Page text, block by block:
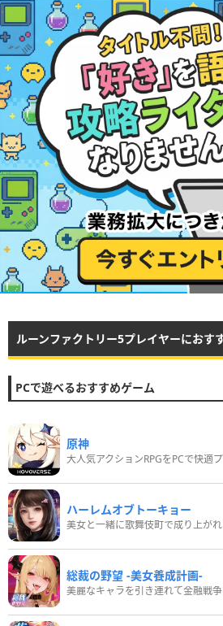
ルーンファクトリー5プレイヤーにおすす
PCで遊べるおすすめゲーム
原神
大人気アクションRPGをPCで快適プ
ハーレムオブトーキョー
美女と一緒に歌舞伎町で成り上がれ
総裁の野望 -美女養成計画-
美麗なキャラを引き連れて金融戦争